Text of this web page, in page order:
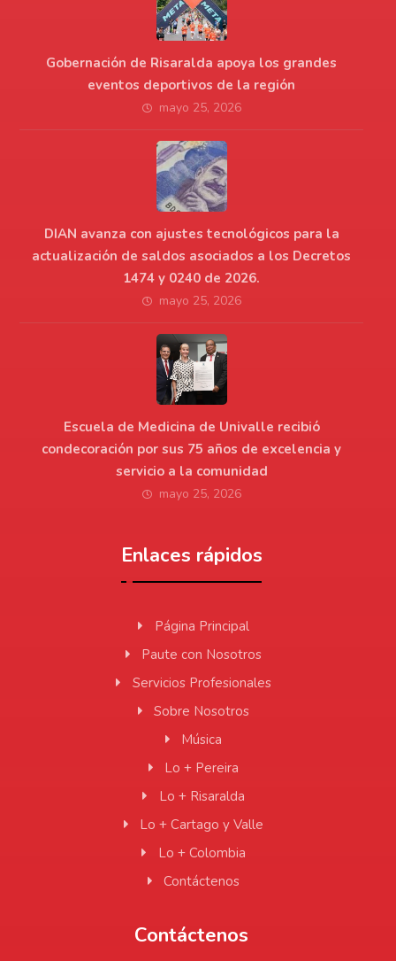
Gobernación de Risaralda apoya los grandes
eventos deportivos de la región
mayo 25, 2026
DIAN avanza con ajustes tecnológicos para la
actualización de saldos asociados a los Decretos
1474 y 0240 de 2026.
mayo 25, 2026
Escuela de Medicina de Univalle recibió
condecoración por sus 75 años de excelencia y
servicio a la comunidad
mayo 25, 2026
Enlaces rápidos
Página Principal
Paute con Nosotros
Servicios Profesionales
Sobre Nosotros
Música
Lo + Pereira
Lo + Risaralda
Lo + Cartago y Valle
Lo + Colombia
Contáctenos
Contáctenos